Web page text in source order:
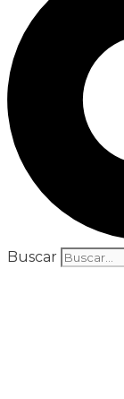
Buscar